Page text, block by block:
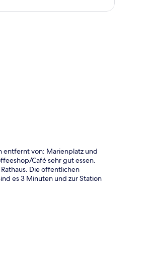
entfernt von: Marienplatz und
Café sehr gut essen.
Die öffentlichen
es 3 Minuten und zur Station